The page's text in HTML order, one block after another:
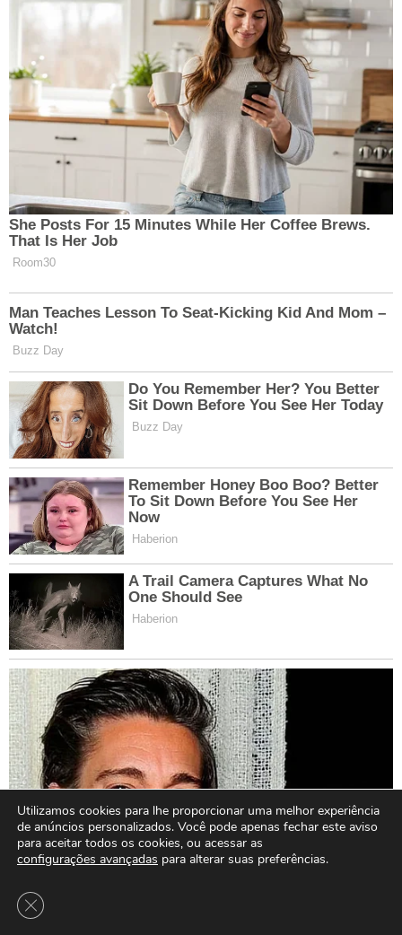
Utilizamos cookies para lhe proporcionar uma melhor experiência
de anúncios personalizados. Você pode apenas fechar este aviso
para aceitar todos os cookies, ou acessar as
configurações avançadas para alterar suas preferências.
Close GDPR Cookie Banner